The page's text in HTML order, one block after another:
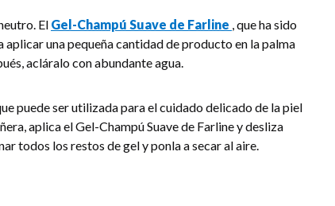
El Gel-Champú Suave de Farline , que ha sido
una pequeña cantidad de producto en la palma
acláralo con abundante agua.
puede ser utilizada para el cuidado delicado de la piel
aplica el Gel-Champú Suave de Farline y desliza
todos los restos de gel y ponla a secar al aire.